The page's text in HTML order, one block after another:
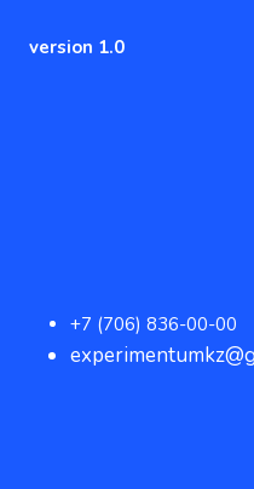
version 1.0
+7 (706) 836-00-00